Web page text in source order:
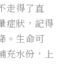
走得了直
症狀，記得
。生命可
充水份，上